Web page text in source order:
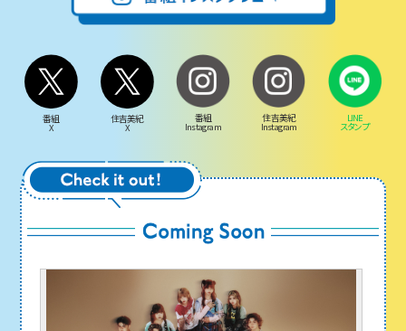
番組
X
住吉美紀
X
番組
Instagram
住吉美紀
Instagram
LINE
スタンプ